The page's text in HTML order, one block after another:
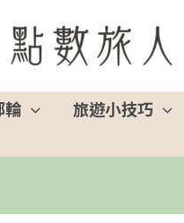
輪 旅遊小技巧